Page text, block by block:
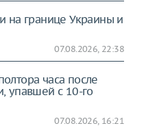
на границе Украины и
07.08.2026, 22:38
часа после
упавшей с 10-го
07.08.2026, 16:21